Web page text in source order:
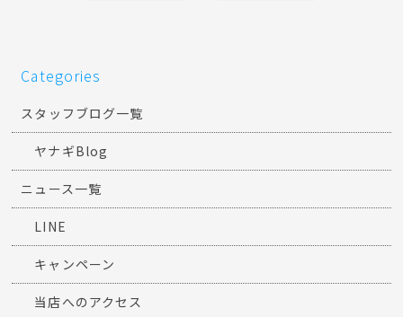
Categories
スタッフブログ一覧
ヤナギBlog
ニュース一覧
LINE
キャンペーン
当店へのアクセス